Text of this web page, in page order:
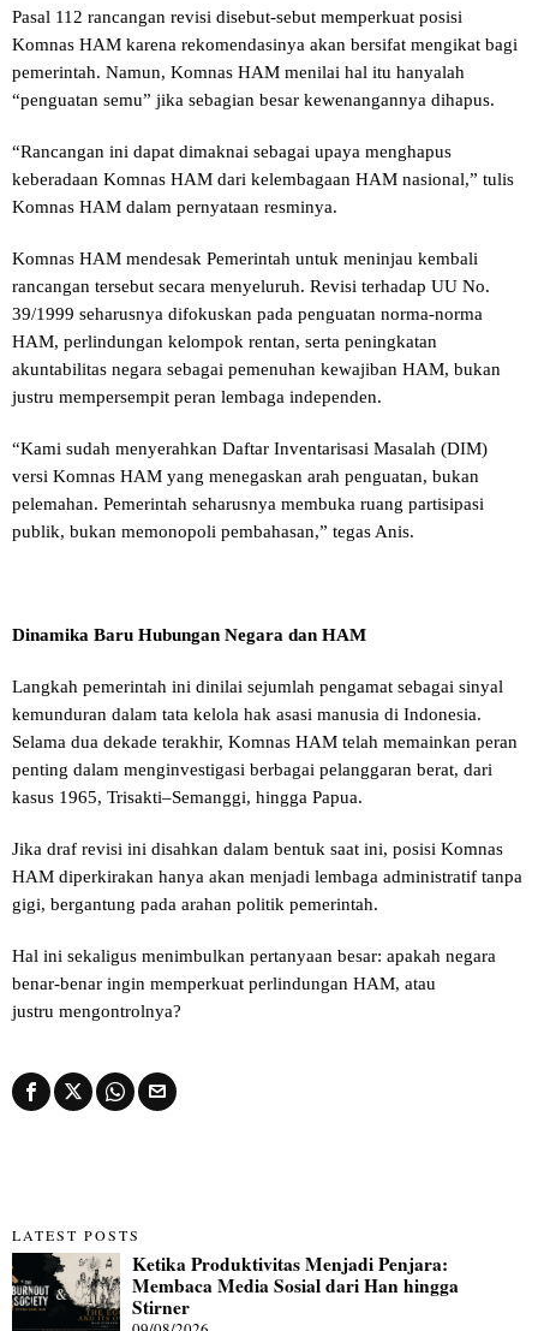
Pasal 112 rancangan revisi disebut-sebut memperkuat posisi
Komnas HAM karena rekomendasinya akan bersifat mengikat bagi
pemerintah. Namun, Komnas HAM menilai hal itu hanyalah
“penguatan semu” jika sebagian besar kewenangannya dihapus.
“Rancangan ini dapat dimaknai sebagai upaya menghapus
keberadaan Komnas HAM dari kelembagaan HAM nasional,” tulis
Komnas HAM dalam pernyataan resminya.
Komnas HAM mendesak Pemerintah untuk meninjau kembali
rancangan tersebut secara menyeluruh. Revisi terhadap UU No.
39/1999 seharusnya difokuskan pada penguatan norma-norma
HAM, perlindungan kelompok rentan, serta peningkatan
akuntabilitas negara sebagai pemenuhan kewajiban HAM, bukan
justru mempersempit peran lembaga independen.
“Kami sudah menyerahkan Daftar Inventarisasi Masalah (DIM)
versi Komnas HAM yang menegaskan arah penguatan, bukan
pelemahan. Pemerintah seharusnya membuka ruang partisipasi
publik, bukan memonopoli pembahasan,” tegas Anis.
Dinamika Baru Hubungan Negara dan HAM
Langkah pemerintah ini dinilai sejumlah pengamat sebagai sinyal
kemunduran dalam tata kelola hak asasi manusia di Indonesia.
Selama dua dekade terakhir, Komnas HAM telah memainkan peran
penting dalam menginvestigasi berbagai pelanggaran berat, dari
kasus 1965, Trisakti–Semanggi, hingga Papua.
Jika draf revisi ini disahkan dalam bentuk saat ini, posisi Komnas
HAM diperkirakan hanya akan menjadi lembaga administratif tanpa
gigi, bergantung pada arahan politik pemerintah.
Hal ini sekaligus menimbulkan pertanyaan besar: apakah negara
benar-benar ingin memperkuat perlindungan HAM, atau
justru mengontrolnya?
LATEST POSTS
Ketika Produktivitas Menjadi Penjara:
Membaca Media Sosial dari Han hingga
Stirner